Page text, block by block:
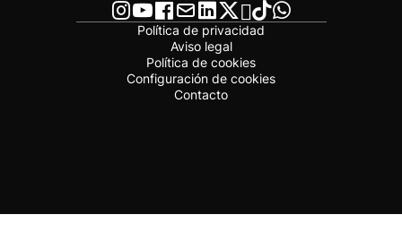
Política de privacidad
Aviso legal
Política de cookies
Configuración de cookies
Contacto